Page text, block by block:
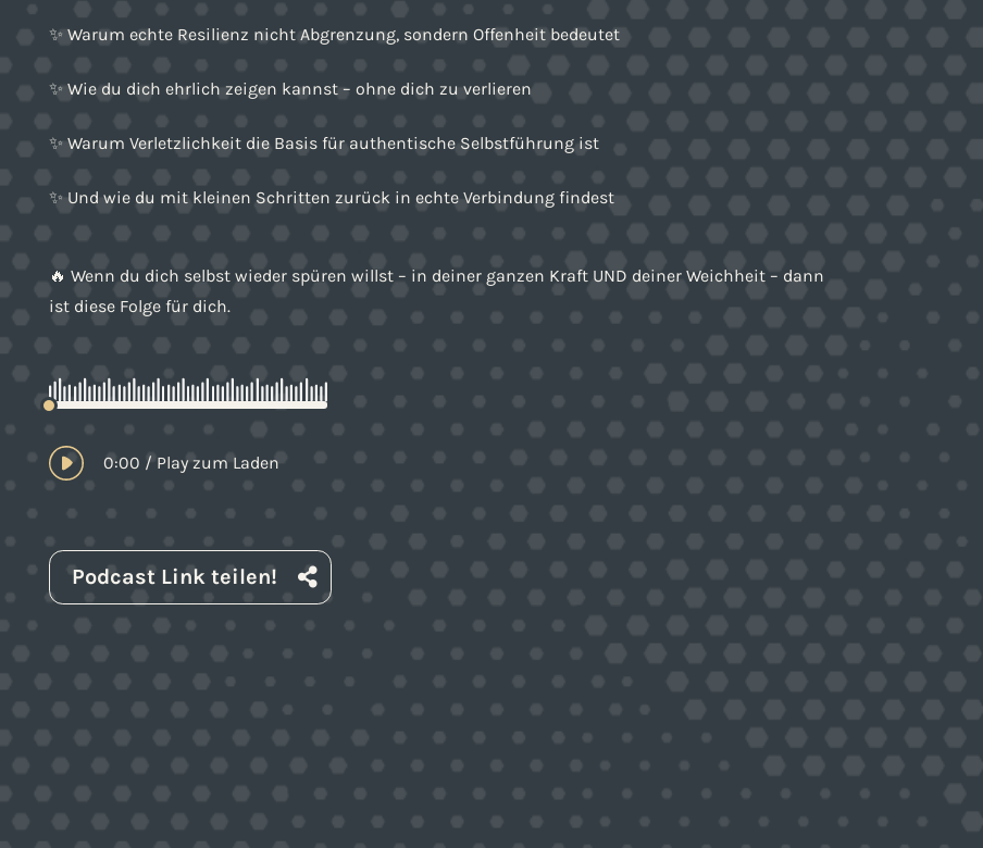
✨ Warum echte Resilienz nicht Abgrenzung, sondern Offenheit bedeutet
✨ Wie du dich ehrlich zeigen kannst – ohne dich zu verlieren
✨ Warum Verletzlichkeit die Basis für authentische Selbstführung ist
✨ Und wie du mit kleinen Schritten zurück in echte Verbindung findest
🔥 Wenn du dich selbst wieder spüren willst – in deiner ganzen Kraft UND deiner Weichheit – dann
ist diese Folge für dich.
0:00 / Play zum Laden
Podcast Link teilen!